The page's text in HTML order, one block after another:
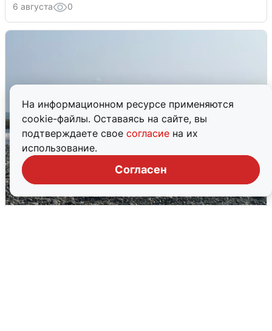
На информационном ресурсе применяются
cookie-файлы. Оставаясь на сайте, вы
подтверждаете свое согласие на их
использование.
Согласен
6 августа 0